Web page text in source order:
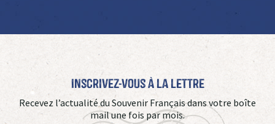
Inscrivez-vous à La Lettre
Recevez l’actualité du Souvenir Français dans votre boîte
mail une fois par mois.